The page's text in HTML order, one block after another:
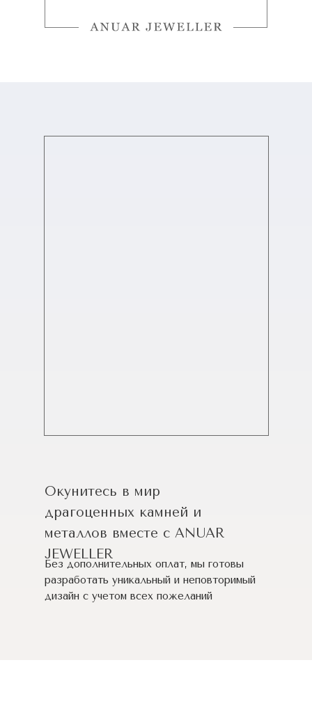
Окунитесь в мир
драгоценных камней и
металлов вместе с ANUAR
JEWELLER
Без дополнительных оплат, мы готовы
разработать уникальный и неповторимый
дизайн c учетом всех пожеланий